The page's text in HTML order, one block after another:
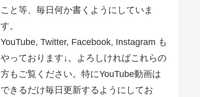
こと等、毎日何か書くようにしていま
す。
YouTube, Twitter, Facebook, Instagram も
やっております↓。よろしければこれらの
方もご覧ください。特にYouTube動画は
できるだけ毎日更新するようにしてお